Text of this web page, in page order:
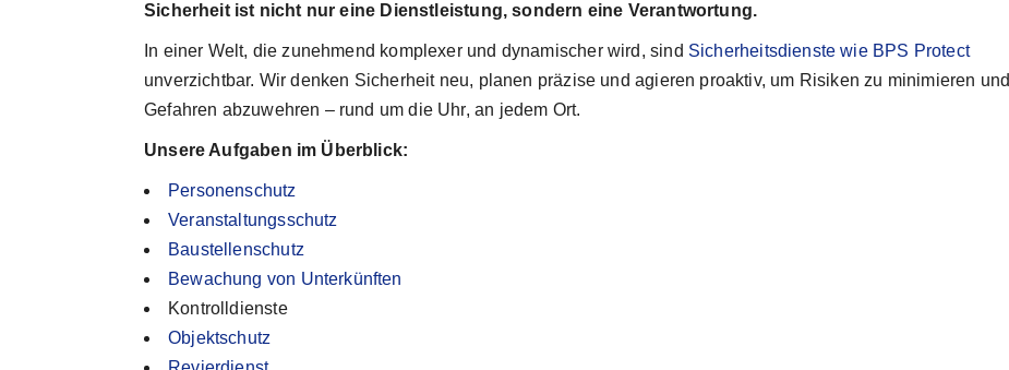
Sicherheit ist nicht nur eine Dienstleistung, sondern eine Verantwortung.
In einer Welt, die zunehmend komplexer und dynamischer wird, sind Sicherheitsdienste wie BPS Protect
unverzichtbar. Wir denken Sicherheit neu, planen präzise und agieren proaktiv, um Risiken zu minimieren und
Gefahren abzuwehren – rund um die Uhr, an jedem Ort.
Unsere Aufgaben im Überblick:
Personenschutz
Veranstaltungsschutz
Baustellenschutz
Bewachung von Unterkünften
Kontrolldienste
Objektschutz